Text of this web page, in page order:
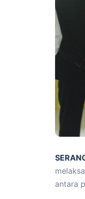
antara